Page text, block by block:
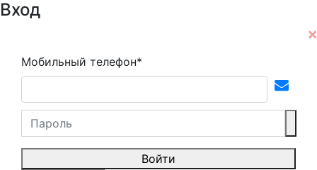
Вход
Мобильный телефон*
Войти